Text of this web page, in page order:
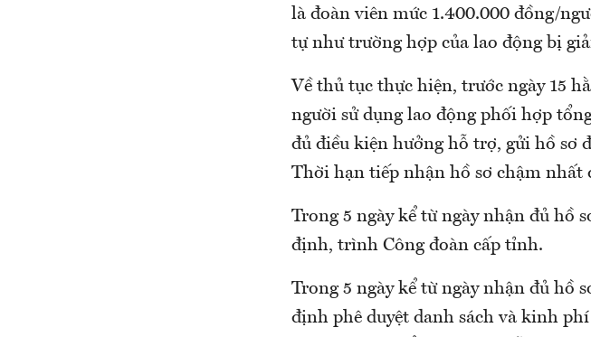
là đoàn viên mức 1.400.000 đồng/
tự như trường hợp của lao động bị
Về thủ tục thực hiện, trước ngày 15
người sử dụng lao động phối hợp
đủ điều kiện hưởng hỗ trợ, gửi hồ sơ
Thời hạn tiếp nhận hồ sơ chậm nhất
Trong 5 ngày kể từ ngày nhận đủ hồ
định, trình Công đoàn cấp tỉnh.
Trong 5 ngày kể từ ngày nhận đủ hồ
định phê duyệt danh sách và kinh